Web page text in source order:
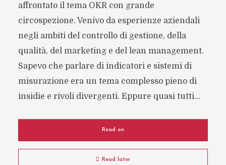
affrontato il tema OKR con grande
circospezione. Venivo da esperienze aziendali
negli ambiti del controllo di gestione, della
qualità, del marketing e del lean management.
Sapevo che parlare di indicatori e sistemi di
misurazione era un tema complesso pieno di
insidie e rivoli divergenti. Eppure quasi tutti...
Read on
Read later